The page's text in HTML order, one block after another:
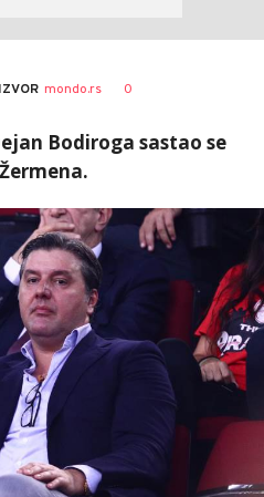
IZVOR mondo.rs 0
Bodiroga sastao se